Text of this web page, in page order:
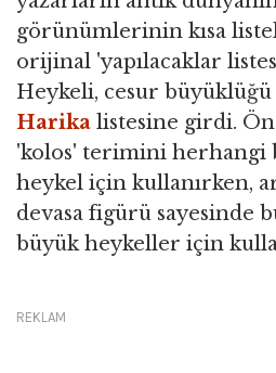
görünümlerinin kısa
orijinal 'yapılacaklar
Heykeli, cesur
Harika listesine girdi.
'kolos' terimini herhangi
heykel için kullanırken,
devasa figürü sayesinde
büyük heykeller için
REKLAM